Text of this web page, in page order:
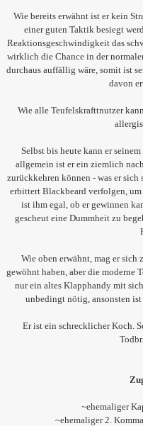
Wie bereits erwähnt ist er kein
einer guten Taktik besiegt
Reaktionsgeschwindigkeit das
wirklich die Chance in der
durchaus auffällig wäre, somit ist
davon
Wie alle Teufelskrafttnutzer
Selbst bis heute kann er
allgemein ist er ein ziemlich
zurückkehren können - was er
erbittert Blackbeard verfolgen,
ist ihm egal, ob er gewinnen
gescheut eine Dummheit zu
Wie oben erwähnt, mag er sich
gewöhnt haben, aber die moderne
nur ein altes Klapphandy mit
unbedingt nötig, ansonsten ist
Er ist ein schrecklicher Koch.
~ehemaliger
~ehemaliger 2.